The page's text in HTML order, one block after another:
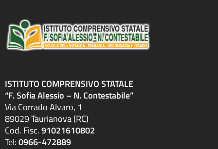
ISTITUTO COMPRENSIVO STATALE
“F. Sofia Alessio – N. Contestabile”
Via Corrado Alvaro, 1
89029 Taurianova (RC)
Cod. Fisc.91021610802
Tel:0966-472889